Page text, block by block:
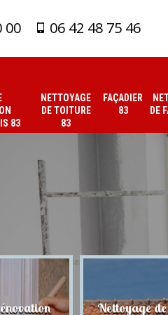
00 06 42 48 75 46
83
NETTOYAGE
DE TOITURE
83
FAÇADIER
83
DE
Nettoyage